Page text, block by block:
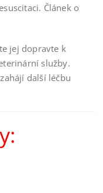
Článek o
jej dopravte k
služby.
další léčbu